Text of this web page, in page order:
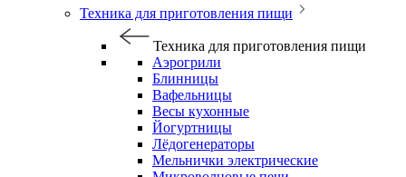
Техника для приготовления пищи
Техника для приготовления пищи
Аэрогрили
Блинницы
Вафельницы
Весы кухонные
Йогуртницы
Лёдогенераторы
Мельнички электрические